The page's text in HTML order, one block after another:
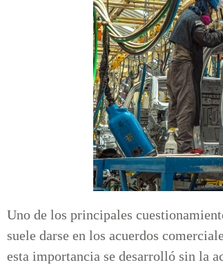
Uno de los principales
suele darse en los acuerdos
esta importancia se desarrolló sin la